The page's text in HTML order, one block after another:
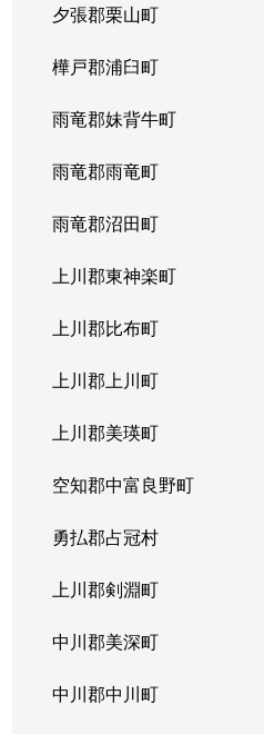
夕張郡栗山町
樺戸郡浦臼町
雨竜郡妹背牛町
雨竜郡雨竜町
雨竜郡沼田町
上川郡東神楽町
上川郡比布町
上川郡上川町
上川郡美瑛町
空知郡中富良野町
勇払郡占冠村
上川郡剣淵町
中川郡美深町
中川郡中川町